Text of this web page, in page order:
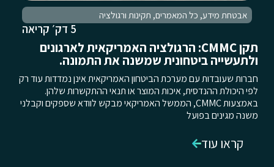
אבטחת מידע, כל המאמרים, תקינות ורגולציה
5 דק׳ קריאה
תקן CMMC: הרגולציה האמריקאית לארגונים
ולתעשייה ביטחונית שמשנה את התמונה.
חברות שעובדות עם מערכת הביטחון האמריקאית אינן נמדדות עוד רק
לפי היכולת ההנדסית, איכות המוצר או תנאי ההתקשרות שלהן.
באמצעות CMMC, הממשל האמריקאי מבקש לוודא שספקים וקבלני
משנה מגינים בפועל
קראו עוד